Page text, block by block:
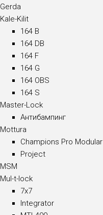
Gerda
Kale-Kilit
164 B
164 DB
164 F
164 G
164 OBS
164 S
Master-Lock
Антибампинг
Mottura
Champions Pro Modular
Project
MSM
Mul-t-lock
7x7
Integrator